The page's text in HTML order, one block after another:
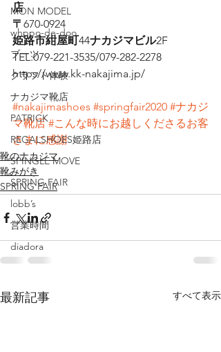
MON MODEL
whppo-de-doo
ブーツ
クラフト体験
ナカジマ靴店
PATRICK
REGALSHOES姫路店
SPINGLE MOVE
SPRING FAIR
lobb’s
営業時間
diadora
店
〒 670-0924
姫路市紺屋町44ナカジマビル2F
TEL:079-221-3535/079-282-2278
https//www.kk-nakajima.jp/
#nakajimashoes #springfair2020 #ナカジ
マ靴店 #こんな時にお越しくださるお客
さまに感謝
靴のナカジマ
靴みがき
SPRING FAIR
最新記事 すべて表示